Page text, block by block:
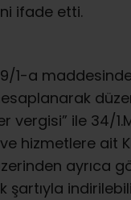
ifade etti.
1-a
vergisi” ile 34/
hizmetlere ait
ayrıca